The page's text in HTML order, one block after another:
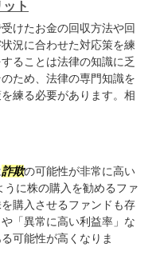
ト
けたお金の回収方法や回
況に合わせた対応策を練
ることは法律の知識に乏
ため、法律の専門知識を
練る必要があります。相
詐欺の可能性が非常に高い
に株の購入を勧めるファ
購入させるファンドも存
「異常に高い利益率」な
可能性が高くなりま